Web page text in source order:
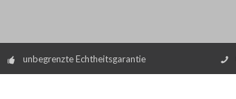
unbegrenzte Echtheitsgarantie